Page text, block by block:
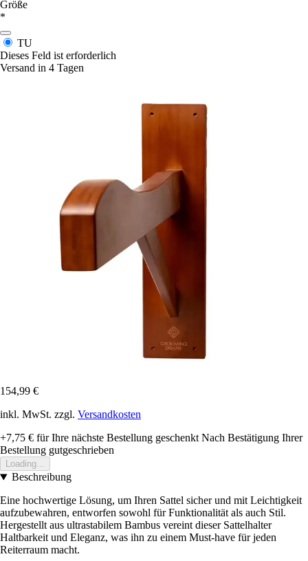
Größe
*
TU
Dieses Feld ist erforderlich
Versand in 4 Tagen
154,99 €
inkl. MwSt. zzgl. Versandkosten
+7,75 € für Ihre nächste Bestellung geschenkt Nach Bestätigung Ihrer
Bestellung gutgeschrieben
Loading...
Beschreibung
Eine hochwertige Lösung, um Ihren Sattel sicher und mit Leichtigkeit
aufzubewahren, entworfen sowohl für Funktionalität als auch Stil.
Hergestellt aus ultrastabilem Bambus vereint dieser Sattelhalter
Haltbarkeit und Eleganz, was ihn zu einem Must-have für jeden
Reiterraum macht.